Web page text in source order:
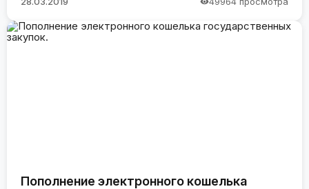
Пополнение электронного кошелька